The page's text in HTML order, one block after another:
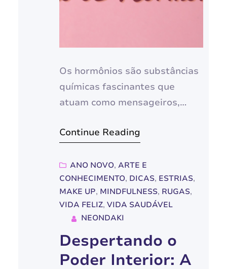
Os hormônios são substâncias
químicas fascinantes que
atuam como mensageiros,
funções em nosso organismo.
endócrinas, eles viajam pela
corrente sanguínea, levando
informações e instruções para
diferentes células e órgãos.
no mundo dos hormônios,
explorando como eles agem,
Continue Reading
ANO NOVO, ARTE E
CONHECIMENTO, DICAS, ESTRIAS
MAKE UP, MINDFULNESS, RUGAS
VIDA FELIZ, VIDA SAUDÁVEL
NEONDAKI
Despertando o
Poder Interior: A